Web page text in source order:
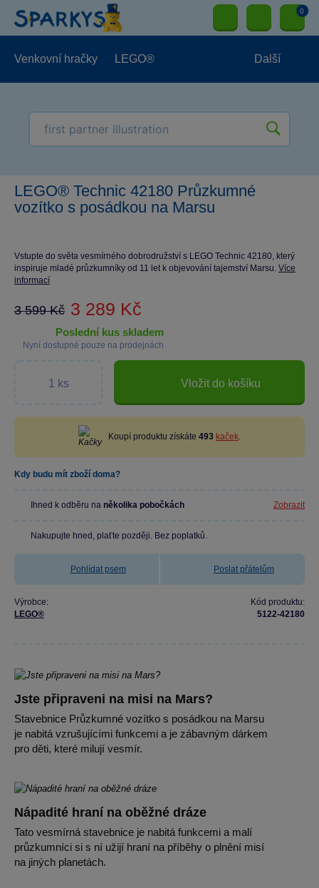
0
Venkovní hračky LEGO® Další
LEGO® Technic 42180 Průzkumné
vozítko s posádkou na Marsu
Vstupte do světa vesmírného dobrodružství s LEGO Technic 42180, který
inspiruje mladé průzkumníky od 11 let k objevování tajemství Marsu. Více
informací
3 599 Kč 3 289 Kč
poslední kus skladem
Nyní dostupné pouze na prodejnách
Vložit do košíku
Koupí produktu získáte 493 kaček.
Kdy budu mít zboží doma?
Ihned k odběru na několika pobočkách Zobrazit
Nakupujte hned, plaťte později. Bez poplatků.
Pohlídat psem Poslat přátelům
Výrobce:
LEGO®
Kód produktu:
5122-42180
Jste připraveni na misi na Mars?
Stavebnice Průzkumné vozítko s posádkou na Marsu
je nabitá vzrušujícími funkcemi a je zábavným dárkem
pro děti, které milují vesmír.
Nápadité hraní na oběžné dráze
Tato vesmírná stavebnice je nabitá funkcemi a malí
průzkumníci si s ní užijí hraní na příběhy o plnění misí
na jiných planetách.